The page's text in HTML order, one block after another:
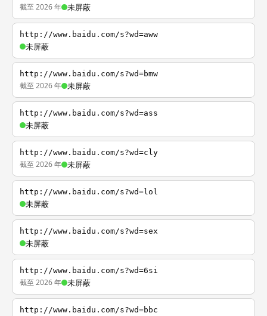
截至 2026 年 未屏蔽
http://www.baidu.com/s?wd=aww
未屏蔽
http://www.baidu.com/s?wd=bmw
截至 2026 年 未屏蔽
http://www.baidu.com/s?wd=ass
未屏蔽
http://www.baidu.com/s?wd=cly
截至 2026 年 未屏蔽
http://www.baidu.com/s?wd=lol
未屏蔽
http://www.baidu.com/s?wd=sex
未屏蔽
http://www.baidu.com/s?wd=6si
截至 2026 年 未屏蔽
http://www.baidu.com/s?wd=bbc